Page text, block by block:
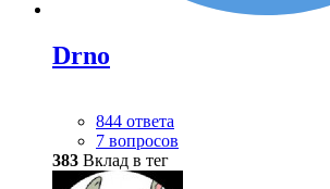
Drno
844 ответа
7 вопросов
383 Вклад в тег